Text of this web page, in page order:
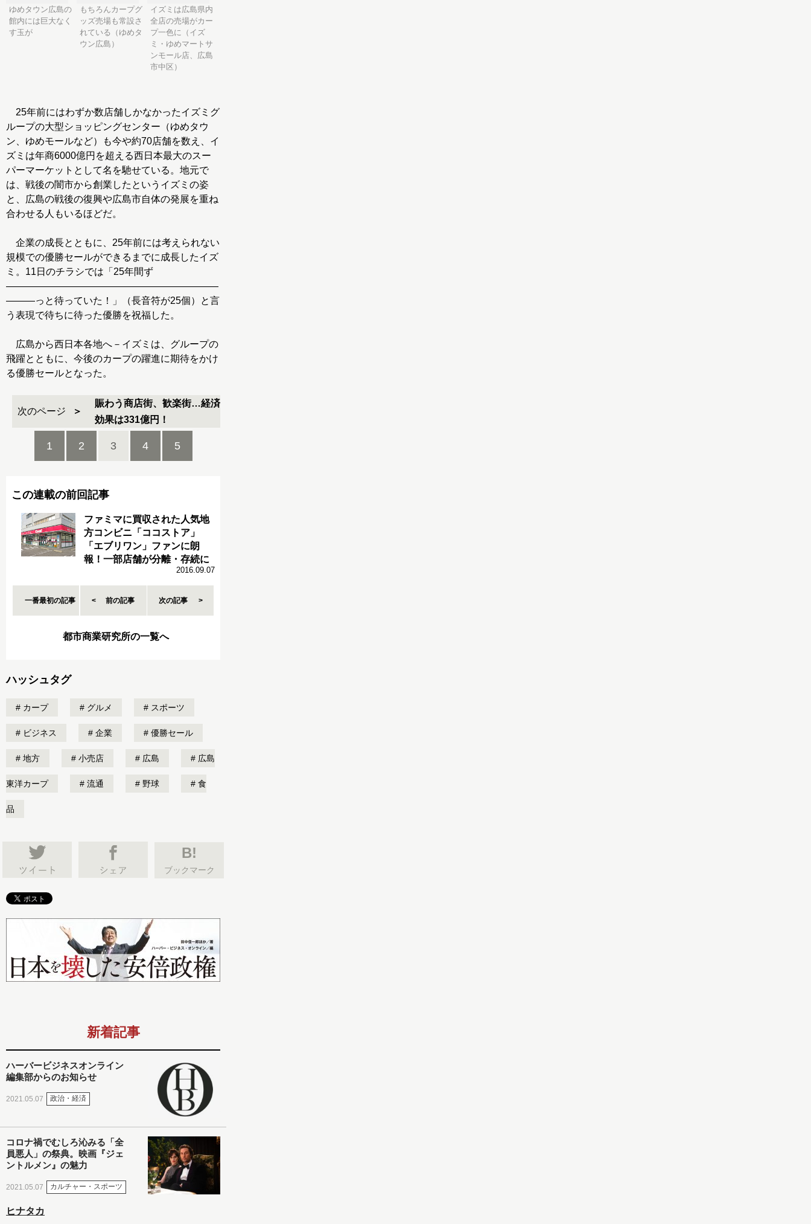
ゆめタウン広島の
館内には巨大なく
す玉が
もちろんカープグ
ッズ売場も常設さ
れている（ゆめタ
ウン広島）
イズミは広島県内
全店の売場がカー
プ一色に（イズ
ミ・ゆめマートサ
ンモール店、広島
市中区）
25年前にはわずか数店舗しかなかったイズミグ
ループの大型ショッピングセンター（ゆめタウ
ン、ゆめモールなど）も今や約70店舗を数え、イ
ズミは年商6000億円を超える西日本最大のスー
パーマーケットとして名を馳せている。地元で
は、戦後の闇市から創業したというイズミの姿
と、広島の戦後の復興や広島市自体の発展を重ね
合わせる人もいるほどだ。
企業の成長とともに、25年前には考えられない
規模での優勝セールができるまでに成長したイズ
ミ。11日のチラシでは「25年間ず
――――――――――――――――――――――
―――っと待っていた！」（長音符が25個）と言
う表現で待ちに待った優勝を祝福した。
広島から西日本各地へ－イズミは、グループの
飛躍とともに、今後のカープの躍進に期待をかけ
る優勝セールとなった。
次のページ
賑わう商店街、歓楽街…経済
効果は331億円！
1 2 3 4 5
この連載の前回記事
ファミマに買収された人気地
方コンビニ「ココストア」
「エブリワン」ファンに朗
報！一部店舗が分離・存続に
2016.09.07
一番最初の記事 前の記事 次の記事
都市商業研究所の一覧へ
ハッシュタグ
カープ グルメ スポーツ
ビジネス 企業 優勝セール
地方 小売店 広島 広島
東洋カープ 流通 野球 食
品
B!
ブックマーク
新着記事
ハーバービジネスオンライン
編集部からのお知らせ
2021.05.07 政治・経済
コロナ禍でむしろ沁みる「全
員悪人」の祭典。映画『ジェ
ントルメン』の魅力
2021.05.07 カルチャー・スポーツ
ヒナタカ